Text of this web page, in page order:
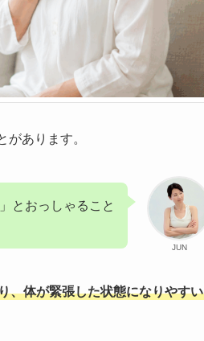
あります。
JUN
とおっしゃること
、体が緊張した状態になりやすい